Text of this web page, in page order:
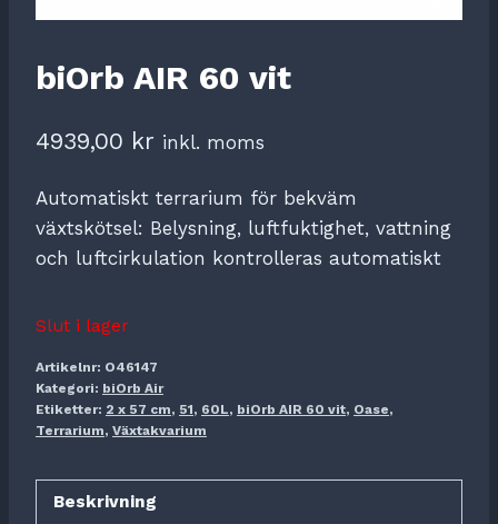
biOrb AIR 60 vit
4939,00 kr inkl. moms
Automatiskt terrarium för bekväm
växtskötsel: Belysning, luftfuktighet, vattning
och luftcirkulation kontrolleras automatiskt
Slut i lager
Artikelnr: O46147
Kategori: biOrb Air
Etiketter: 2 x 57 cm, 51, 60L, biOrb AIR 60 vit, Oase,
Terrarium, Växtakvarium
Beskrivning